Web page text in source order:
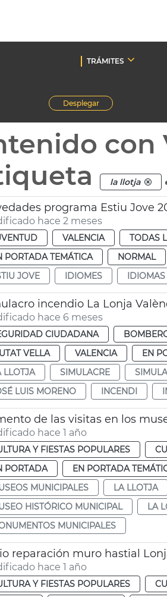
TRÁMITES
Desplegar
con
la llotja
programa Estiu Jove
hace 2 meses
VALENCIA TODAS
PORTADA TEMÁTICA
NORMAL
JOVE
IDIOMES IDIOMAS
incendio La Lonja
hace 6 meses
CIUDADANA
VELLA
VALENCIA EN
LLOTJA
SIMULACRE
LUIS MORENO
INCENDI
de las visitas en los
hace 1 año
Y FIESTAS POPULARES
PORTADA
EN PORTADA
MUNICIPALES
LA LLOTJA
HISTÓRICO MUNICIPAL
LA
MUNICIPALES
reparación muro hastial
hace 1 año
Y FIESTAS POPULARES